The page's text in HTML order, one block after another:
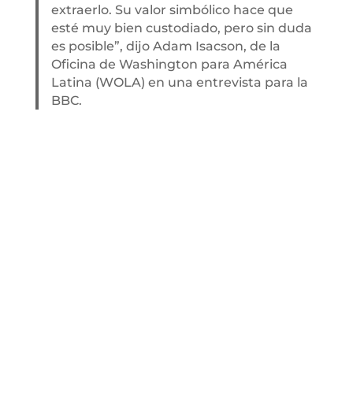
extraerlo. Su valor simbólico hace que
esté muy bien custodiado, pero sin duda
es posible”, dijo Adam Isacson, de la
Oficina de Washington para América
Latina (WOLA) en una entrevista para la
BBC.